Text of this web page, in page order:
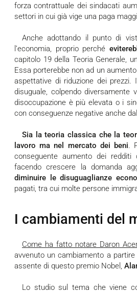
forza contrattuale dei sindacati
settori in cui già vige una paga
Anche adottando il punto di vista di Keynes un salario minimo potrebbe essere positivo per
l’economia, proprio perché
capitolo 19 della Teoria Generale,
Essa porterebbe non ad un
aspettative di riduzione dei prezzi.
disuguale, colpendo
disoccupazione è più elevata o i
con conseguenze negative anche
Sia la teoria classica che la teoria keynesiana non determinano l’occupazione nel mercato del
lavoro ma nel mercato dei beni.
conseguente aumento dei redditi
facendo crescere la domanda
diminuire le disuguaglianze
pagati, tra cui molte persone
I cambiamenti del
Come ha fatto notare Daron
avvenuto un cambiamento a
assente di questo premio Nobel,
Lo studio sul tema che viene considerato una pietra miliare si basa su un metodo al tempo